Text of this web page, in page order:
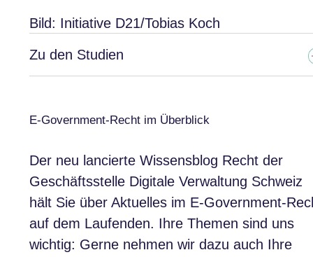
Bild: Initiative D21/Tobias Koch
Zu den Studien
E-Government-Recht im Überblick
Der neu lancierte Wissensblog Recht der
Geschäftsstelle Digitale Verwaltung Schweiz
hält Sie über Aktuelles im E-Government-
auf dem Laufenden. Ihre Themen sind uns
wichtig: Gerne nehmen wir dazu auch Ihre